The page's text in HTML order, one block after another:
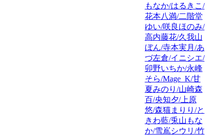
もなか/はるきこ/
花本八満/二階堂
ゆい/咲良ほのみ/
高内藤花/久我山
ぼん/寺本実月/あ
づ左倉/イニシエ/
卯野いちか/永峰
そら/Mage_K/甘
夏みのり/山崎森
百/央知夕/上原
悠/森猫まりり/と
きわ藍/兎山もな
か/雪嶌シウリ/竹